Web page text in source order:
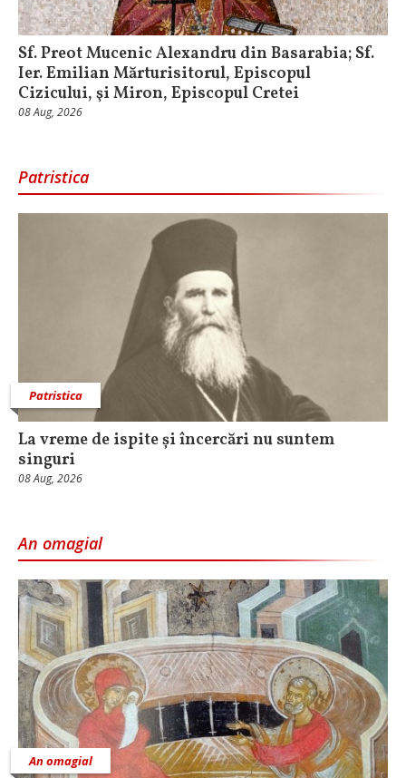
Sf. Preot Mucenic Alexandru din Basarabia; Sf.
Ier. Emilian Mărturisitorul, Episcopul
Cizicului, şi Miron, Episcopul Cretei
08 Aug, 2026
Patristica
Patristica
La vreme de ispite și încercări nu suntem
singuri
08 Aug, 2026
An omagial
An omagial